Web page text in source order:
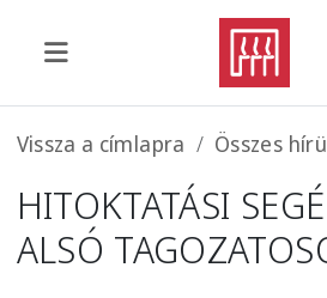
Morzsa
Vissza a címlapra Összes
HITOKTATÁSI
ALSÓ